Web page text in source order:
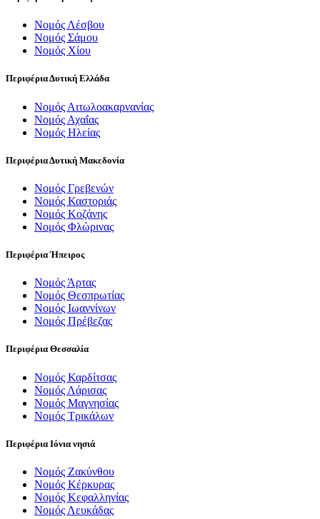
Νομός Λέσβου
Νομός Σάμου
Νομός Χίου
Περιφέρια Δυτική Ελλάδα
Νομός Αιτωλοακαρνανίας
Νομός Αχαΐας
Νομός Ηλείας
Περιφέρια Δυτική Μακεδονία
Νομός Γρεβενών
Νομός Καστοριάς
Νομός Κοζάνης
Νομός Φλώρινας
Περιφέρια Ήπειρος
Νομός Άρτας
Νομός Θεσπρωτίας
Νομός Ιωαννίνων
Νομός Πρέβεζας
Περιφέρια Θεσσαλία
Νομός Καρδίτσας
Νομός Λάρισας
Νομός Μαγνησίας
Νομός Τρικάλων
Περιφέρια Ιόνια νησιά
Νομός Ζακύνθου
Νομός Κέρκυρας
Νομός Κεφαλληνίας
Νομός Λευκάδας